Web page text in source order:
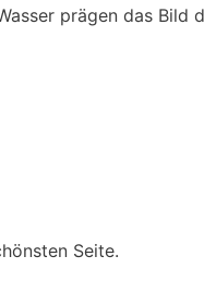
prägen das
Seite.